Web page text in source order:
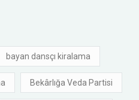
bayan dansçı kiralama
Bekârlığa Veda Partisi